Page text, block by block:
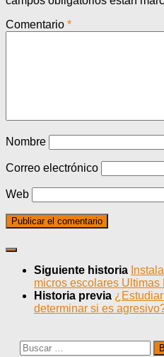
Comentario *
Nombre
Correo electrónico
Web
Siguiente historia
micros escolares Ultimas
Historia previa
determinar si es
Buscar: